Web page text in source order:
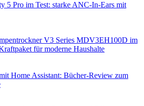
5 Pro im Test: starke ANC-In-Ears mit
V3 Series MDV3EH100D im
für moderne Haushalte
Home Assistant: Bücher-Review zum